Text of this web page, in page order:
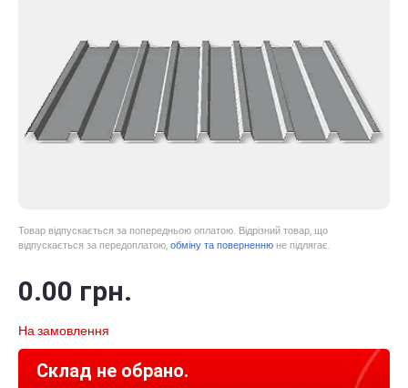
Товар відпускається за попередньою оплатою. Відрізний товар, що
відпускається за передоплатою, обміну та поверненню не підлягає.
0.00 грн.
На замовлення
Склад не обрано.